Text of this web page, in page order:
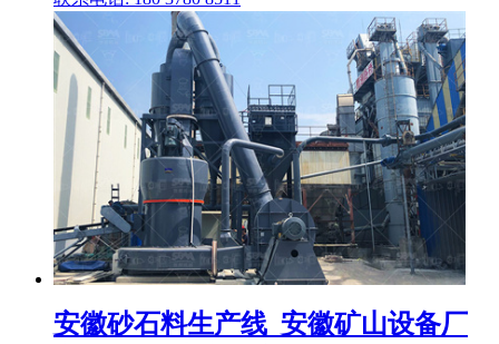
安徽砂石料生产线_安徽矿山设备厂